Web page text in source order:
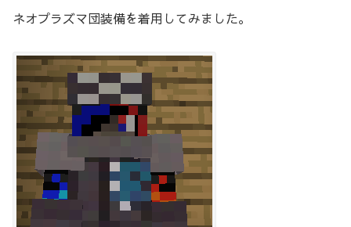
ネオプラズマ団装備を着用してみました。